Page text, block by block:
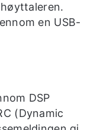
en USB-
DSP
(Dynamic